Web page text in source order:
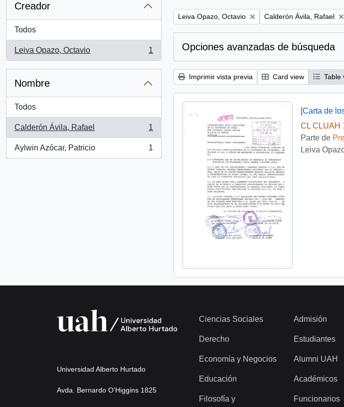
Creador
Todos
Leiva Opazo, Octavio
, 1 resultados
1
Nombre
Todos
Calderón Ávila, Rafael
, 1 resultados
1
Aylwin Azócar, Patricio
, 1 resultados
1
Remove filter:
Leiva Opazo, Octavio Remove filter:
Calderón Ávila, Rafael
Opciones avanzadas de búsqueda
Imprimir vista previa Card view Table
CL CLUAH
Parte de
Leiva
Universidad Alberto Hurtado
Avda. Bernardo O’Higgins 1825
Ciencias Sociales
Derecho
Economía y Negocios
Educación
Filosofía y
Admisión
Estudiantes
Alumni UAH
Académicos
Funcionarios